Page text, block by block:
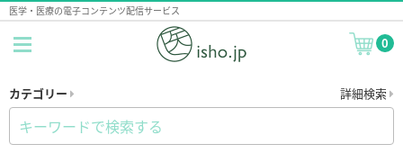
医学・医療の電子コンテンツ配信サービス
0
カテゴリー 詳細検索